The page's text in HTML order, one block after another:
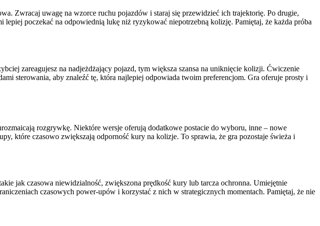
Zwracaj uwagę na wzorce ruchu pojazdów i staraj się przewidzieć ich trajektorię. Po drugie,
poczekać na odpowiednią lukę niż ryzykować niepotrzebną kolizję. Pamiętaj, że każda próba
zareagujesz na nadjeżdżający pojazd, tym większa szansa na uniknięcie kolizji. Ćwiczenie
sterowania, aby znaleźć tę, która najlepiej odpowiada twoim preferencjom. Gra oferuje prosty i
rozgrywkę. Niektóre wersje oferują dodatkowe postacie do wyboru, inne – nowe
które czasowo zwiększają odporność kury na kolizje. To sprawia, że gra pozostaje świeża i
jak czasowa niewidzialność, zwiększona prędkość kury lub tarcza ochronna. Umiejętnie
czasowych power-upów i korzystać z nich w strategicznych momentach. Pamiętaj, że nie